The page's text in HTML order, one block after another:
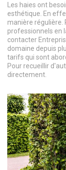
Les haies ont
esthétique. En
manière régulière.
professionnels en
contacter
domaine depuis
tarifs qui sont
Pour recueillir
directement.